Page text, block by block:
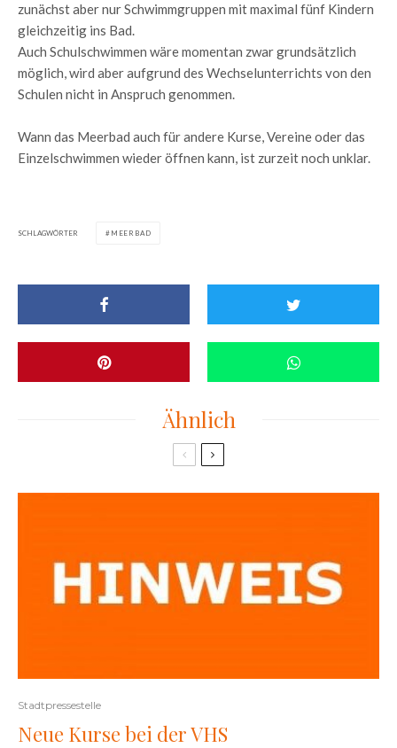
zunächst aber nur Schwimmgruppen mit maximal fünf Kindern
gleichzeitig ins Bad.
Auch Schulschwimmen wäre momentan zwar grundsätzlich
möglich, wird aber aufgrund des Wechselunterrichts von den
Schulen nicht in Anspruch genommen.
Wann das Meerbad auch für andere Kurse, Vereine oder das
Einzelschwimmen wieder öffnen kann, ist zurzeit noch unklar.
SCHLAGWÖRTER MEERBAD
Ähnlich
Stadtpressestelle
Neue Kurse bei der VHS